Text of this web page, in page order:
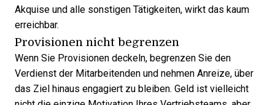
Akquise und alle sonstigen Tätigkeiten, wirkt das kaum
erreichbar.
Provisionen nicht begrenzen
Wenn Sie Provisionen deckeln, begrenzen Sie den
Verdienst der Mitarbeitenden und nehmen Anreize, über
das Ziel hinaus engagiert zu bleiben. Geld ist vielleicht